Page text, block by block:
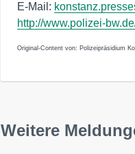
E-Mail:
http://www.polizei-
Original-Content von: Polizeipräsidium
Weitere